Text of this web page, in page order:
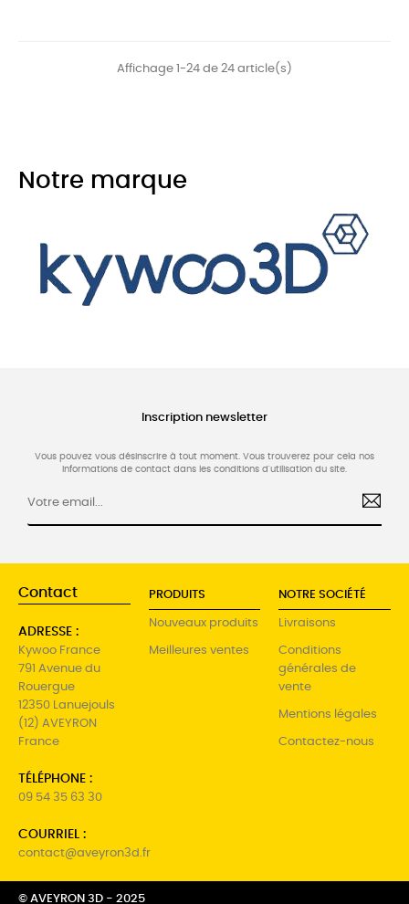
Affichage 1-24 de 24 article(s)
Notre marque
Inscription newsletter
Vous pouvez vous désinscrire à tout moment. Vous trouverez pour cela nos
informations de contact dans les conditions d'utilisation du site.
Contact
ADRESSE :
Kywoo France
791 Avenue du
Rouergue
12350 Lanuejouls
(12) AVEYRON
France
TÉLÉPHONE :
09 54 35 63 30
COURRIEL :
contact@aveyron3d.fr
PRODUITS
Nouveaux produits
Meilleures ventes
NOTRE SOCIÉTÉ
Livraisons
Conditions
générales de
vente
Mentions légales
Contactez-nous
© AVEYRON 3D - 2025